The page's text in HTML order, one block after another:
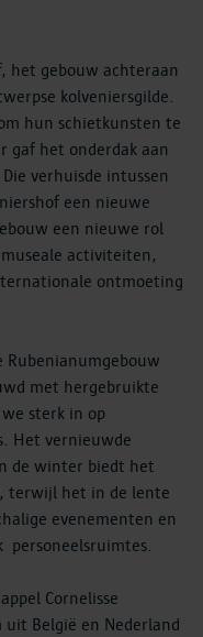
het gebouw achteraan
kolveniersgilde.
hun schietkunsten te
gaf het onderdak aan
verhuisde intussen
een nieuwe
een nieuwe rol
activiteiten,
ontmoeting
met hergebruikte
sterk in op
Het vernieuwde
de winter biedt het
terwijl het in de lente
evenementen en
personeelsruimtes.
Cornelisse
uit België en Nederland